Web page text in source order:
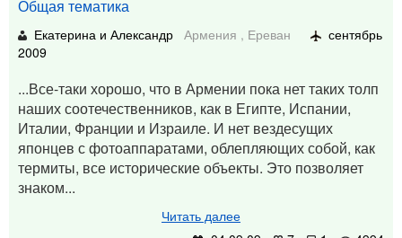
Общая тематика
Екатерина и Александр Армения , Ереван
сентябрь
2009
...Все-таки хорошо, что в Армении пока нет таких толп
наших соотечественников, как в Египте, Испании,
Италии, Франции и Израиле. И нет вездесущих
японцев с фотоаппаратами, облепляющих собой, как
термиты, все исторические объекты. Это позволяет
знаком...
Читать далее